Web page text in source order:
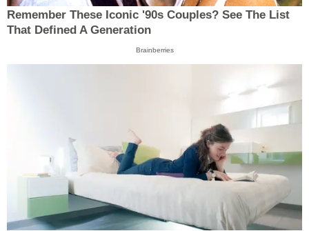
Remember These Iconic '90s Couples? See The List
That Defined A Generation
Brainberries